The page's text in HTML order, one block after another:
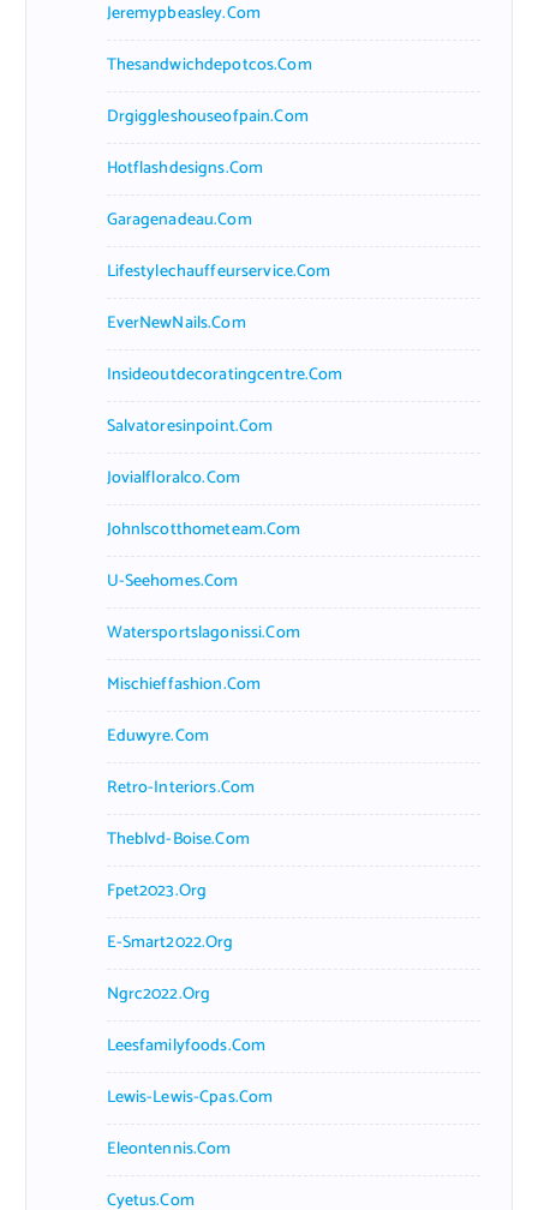
Jeremypbeasley.com
Thesandwichdepotcos.com
Drgiggleshouseofpain.com
Hotflashdesigns.com
Garagenadeau.com
Lifestylechauffeurservice.com
EverNewNails.com
Insideoutdecoratingcentre.com
Salvatoresinpoint.com
Jovialfloralco.com
Johnlscotthometeam.com
U-Seehomes.com
Watersportslagonissi.com
Mischieffashion.com
Eduwyre.com
Retro-Interiors.com
Theblvd-Boise.com
Fpet2023.org
E-Smart2022.org
Ngrc2022.org
Leesfamilyfoods.com
Lewis-Lewis-Cpas.com
Eleontennis.com
Cyetus.com